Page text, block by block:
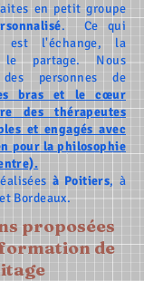
en petit groupe
. Ce qui
est l'échange, la
le partage. Nous
personnes de
bras et le cœur
des thérapeutes
et engagés avec
pour la philosophie
à Poitiers, à
Bordeaux.
proposées
de